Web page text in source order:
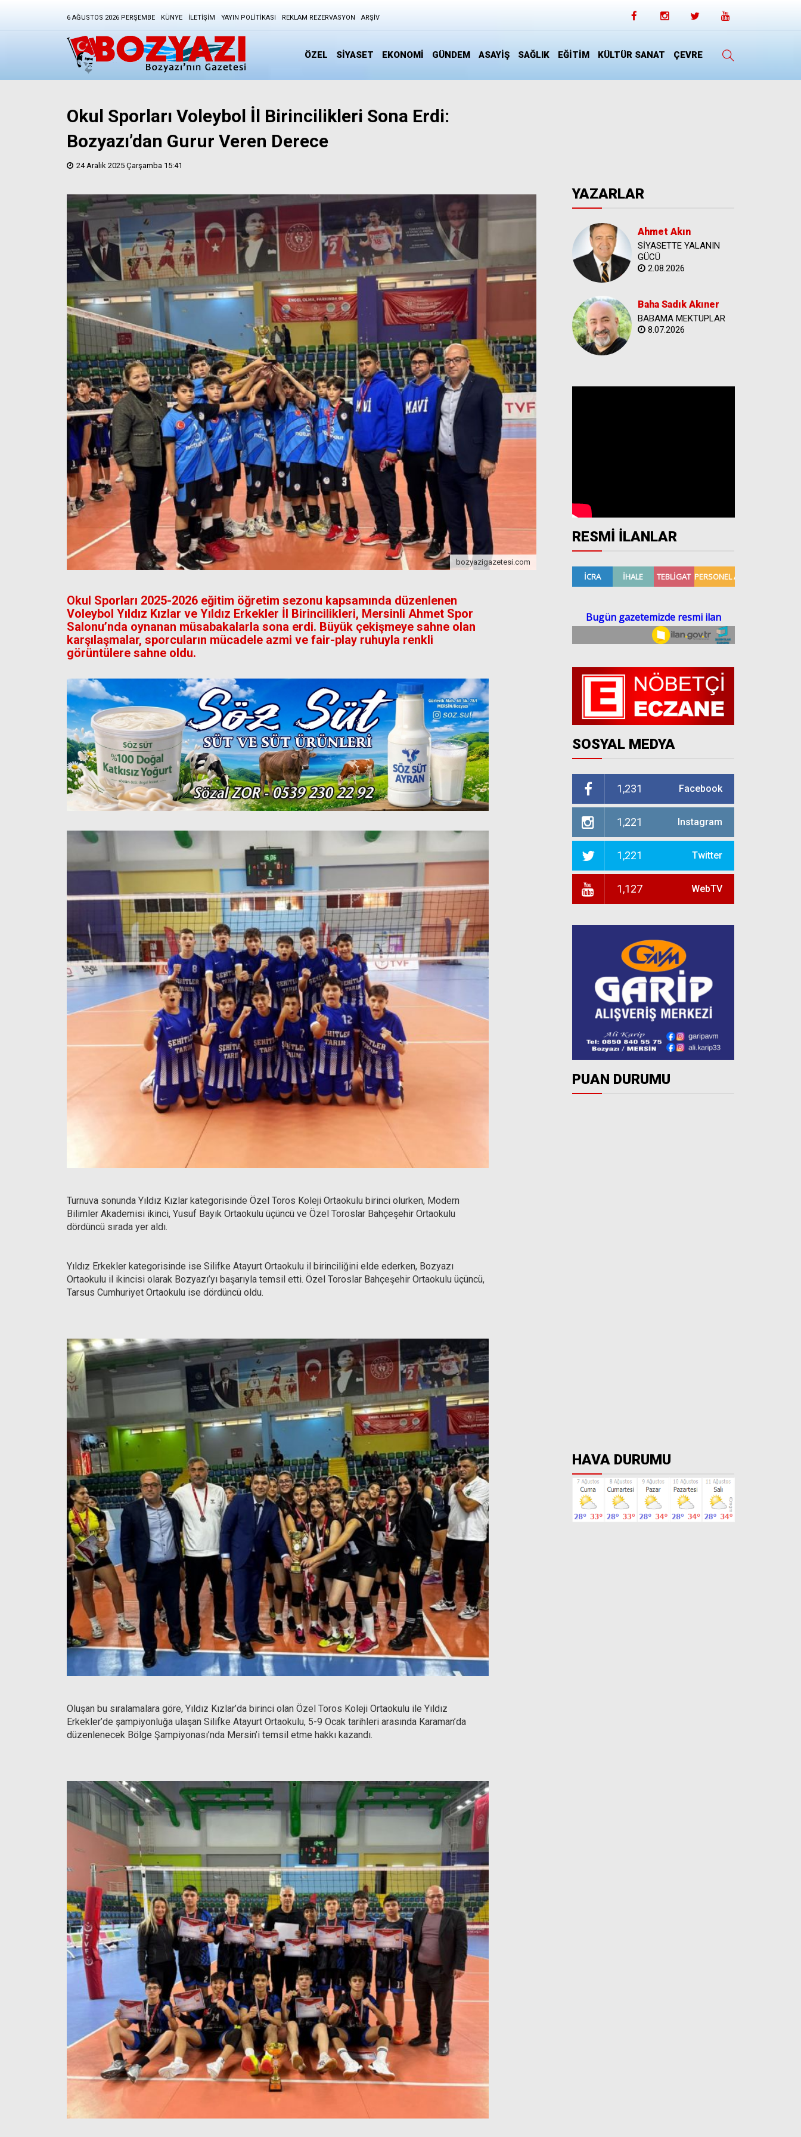
6 AĞUSTOS 2026 PERŞEMBE KÜNYE İLETIŞIM YAYIN POLITIKASI REKLAM REZERVASYON ARŞIV
ÖZEL SİYASET EKONOMİ GÜNDEM ASAYİŞ SAĞLIK EĞİTİM KÜLTÜR SANAT ÇEVRE
Okul Sporları Voleybol İl Birincilikleri Sona Erdi:
Bozyazı’dan Gurur Veren Derece
24 Aralık 2025 Çarşamba 15:41
bozyazigazetesi.com
Okul Sporları 2025-2026 eğitim öğretim sezonu kapsamında düzenlenen
Voleybol Yıldız Kızlar ve Yıldız Erkekler İl Birincilikleri, Mersinli Ahmet Spor
Salonu’nda oynanan müsabakalarla sona erdi. Büyük çekişmeye sahne olan
karşılaşmalar, sporcuların mücadele azmi ve fair-play ruhuyla renkli
görüntülere sahne oldu.
Turnuva sonunda Yıldız Kızlar kategorisinde Özel Toros Koleji Ortaokulu birinci olurken, Modern
Bilimler Akademisi ikinci, Yusuf Bayık Ortaokulu üçüncü ve Özel Toroslar Bahçeşehir Ortaokulu
dördüncü sırada yer aldı.
Yıldız Erkekler kategorisinde ise Silifke Atayurt Ortaokulu il birinciliğini elde ederken, Bozyazı
Ortaokulu il ikincisi olarak Bozyazı’yı başarıyla temsil etti. Özel Toroslar Bahçeşehir Ortaokulu üçüncü,
Tarsus Cumhuriyet Ortaokulu ise dördüncü oldu.
Oluşan bu sıralamalara göre, Yıldız Kızlar’da birinci olan Özel Toros Koleji Ortaokulu ile Yıldız
Erkekler’de şampiyonluğa ulaşan Silifke Atayurt Ortaokulu, 5-9 Ocak tarihleri arasında Karaman’da
düzenlenecek Bölge Şampiyonası’nda Mersin’i temsil etme hakkı kazandı.
YAZARLAR
Ahmet Akın
SİYASETTE YALANIN
GÜCÜ
2.08.2026
Baha Sadık Akıner
BABAMA MEKTUPLAR
8.07.2026
RESMİ İLANLAR
SOSYAL MEDYA
1,231 Facebook
1,221 Instagram
1,221 Twitter
1,127 WebTV
PUAN DURUMU
HAVA DURUMU